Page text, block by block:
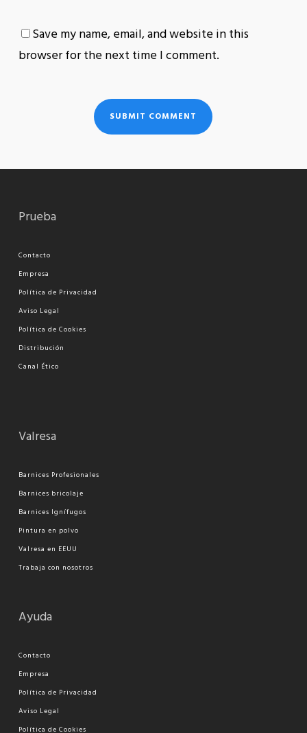
Save my name, email, and website in this
browser for the next time I comment.
Prueba
Contacto
Empresa
Política de Privacidad
Aviso Legal
Política de Cookies
Distribución
Canal Ético
Valresa
Barnices Profesionales
Barnices bricolaje
Barnices Ignífugos
Pintura en polvo
Valresa en EEUU
Trabaja con nosotros
Ayuda
Contacto
Empresa
Política de Privacidad
Aviso Legal
Política de Cookies